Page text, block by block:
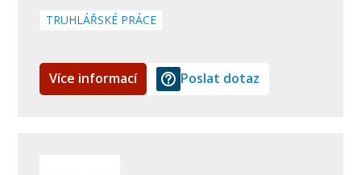
TRUHLÁŘSKÉ PRÁCE
Více informací Poslat dotaz